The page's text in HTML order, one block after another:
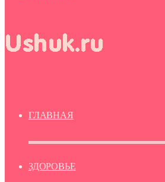
ГЛАВНАЯ
ЗДОРОВЬЕ